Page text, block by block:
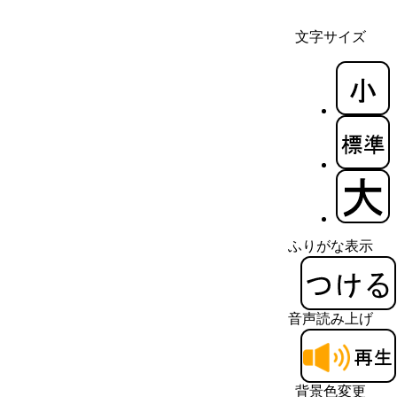
文字サイズ
ふりがな表示
音声読み上げ
背景色変更